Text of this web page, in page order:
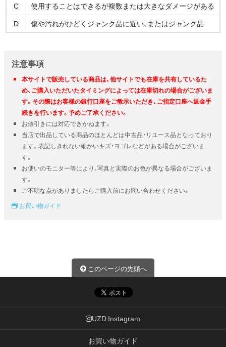
C
使用することはできるが複数または大きなダメージがある
D
傷や汚れがひどくジャンク品に近い、またはジャンク品
注意事項
本サイトで販売している商品は、他サイトでも在庫を共有しているた
め、ご購入いただいたタイミングによっては在庫切れの場合がございま
す。その際はお客様の銀行口座をご教示いただき、ご指定口座へ返金手
続きを行います。予めご了承ください。
お値引きには対応できかねます。
当店で出品している商品のほとんどは中古品・リユース品となっており
ます。表記しきれない細かいキズ・ヨゴレなどがある場合がございま
す。
お使いのモニター等により、写真と実際のお色が異なる場合がございま
す。
ご不明な点がありましたらご購入前にお問い合わせください。
お買い物ガイド
このページの先頭へ
UZD Instagram
お買い物ガイド